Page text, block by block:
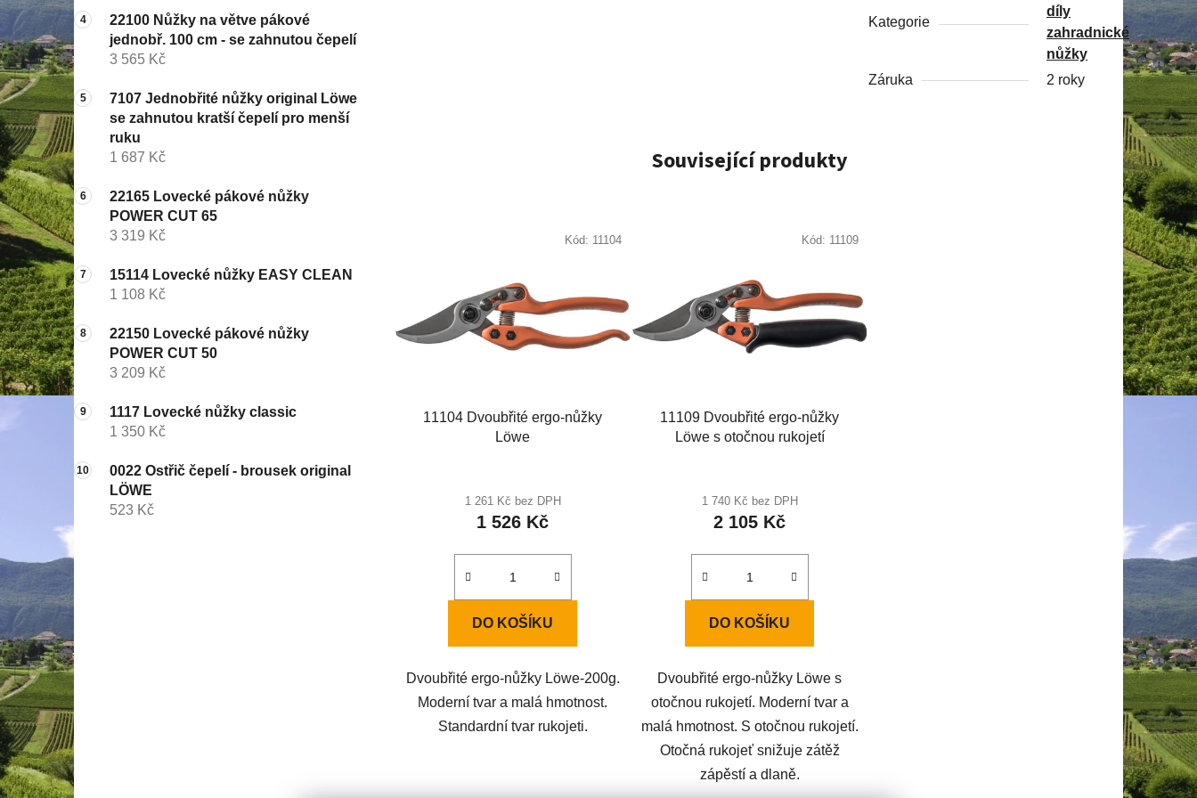
22100 Nůžky na větve pákové
jednobř. 100 cm - se zahnutou čepelí
3 565 Kč
7107 Jednobřité nůžky original Löwe
se zahnutou kratší čepelí pro menší
ruku
1 687 Kč
22165 Lovecké pákové nůžky
POWER CUT 65
3 319 Kč
15114 Lovecké nůžky EASY CLEAN
1 108 Kč
22150 Lovecké pákové nůžky
POWER CUT 50
3 209 Kč
1117 Lovecké nůžky classic
1 350 Kč
0022 Ostřič čepelí - brousek original
LÖWE
523 Kč
Kategorie
díly
zahradnické
nůžky
Záruka
2 roky
Související produkty
11104 Dvoubřité ergo-nůžky
Löwe
1 261 Kč bez DPH
1 526 Kč
DO KOŠÍKU
Dvoubřité ergo-nůžky Löwe-200g.
Moderní tvar a malá hmotnost.
Standardní tvar rukojeti.
Kód: 11104
11109 Dvoubřité ergo-nůžky
Löwe s otočnou rukojetí
1 740 Kč bez DPH
2 105 Kč
DO KOŠÍKU
Dvoubřité ergo-nůžky Löwe s
otočnou rukojetí. Moderní tvar a
malá hmotnost. S otočnou rukojetí.
Otočná rukojeť snižuje zátěž
zápěstí a dlaně.
Kód: 11109